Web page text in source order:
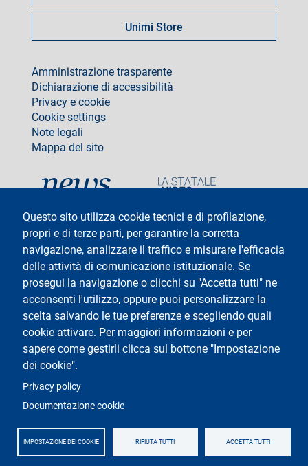
Questo sito utilizza cookie tecnici e di profilazione,
propri e di terze parti, per garantire la corretta
navigazione, analizzare il traffico e misurare l'efficacia
delle attività di comunicazione istituzionale. Se
prosegui la navigazione o clicchi su "Accetta tutti" ne
acconsenti l'utilizzo, oppure puoi personalizzare la
scelta salvando le tue preferenze e scegliendo quali
cookie attivare. Per maggiori informazioni e per
sapere come gestirli clicca sul bottone "Impostazione
dei cookie".
Privacy policy
Documentazione cookie
IMPOSTAZIONE DEI COOKIE RIFIUTA TUTTI ACCETTA TUTTI
Unimi Store
footer
Amministrazione trasparente
Dichiarazione di accessibilità
Privacy e cookie
Cookie settings
Note legali
Mappa del sito
Testo
Università degli Studi di Milano
Via Festa del Perdono 7 - 20122 Milano
Tel: +39 02 5032 5032
InformaStudenti
Posta Elettronica Certificata
C.F. 80012650158 - P.I. 03064870151
Codice LEI
social
Logo